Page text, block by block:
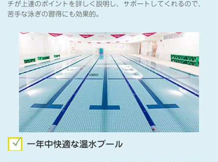
チが上達のポイントを詳しく説明し、サポートしてくれるので、
苦手な泳ぎの習得にも効果的。
一年中快適な温水プール